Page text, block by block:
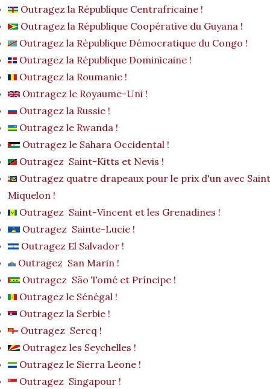
Outragez la République Centrafricaine !
Outragez la République Coopérative du Guyana !
Outragez la République Démocratique du Congo !
Outragez la République Dominicaine !
Outragez la Roumanie !
Outragez le Royaume-Uni !
Outragez la Russie !
Outragez le Rwanda !
Outragez le Sahara Occidental !
Outragez Saint-Kitts et Nevis !
Outragez quatre drapeaux pour le prix d'un avec
Miquelon !
Outragez Saint-Vincent et les Grenadines !
Outragez Sainte-Lucie !
Outragez El Salvador !
Outragez San Marin !
Outragez São Tomé et Príncipe !
Outragez le Sénégal !
Outragez la Serbie !
Outragez Sercq !
Outragez les Seychelles !
Outragez le Sierra Leone !
Outragez Singapour !